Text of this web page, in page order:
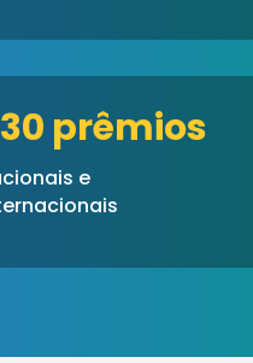
prêmios
e